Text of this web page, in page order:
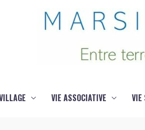
VIE ASSOCIATIVE VIE